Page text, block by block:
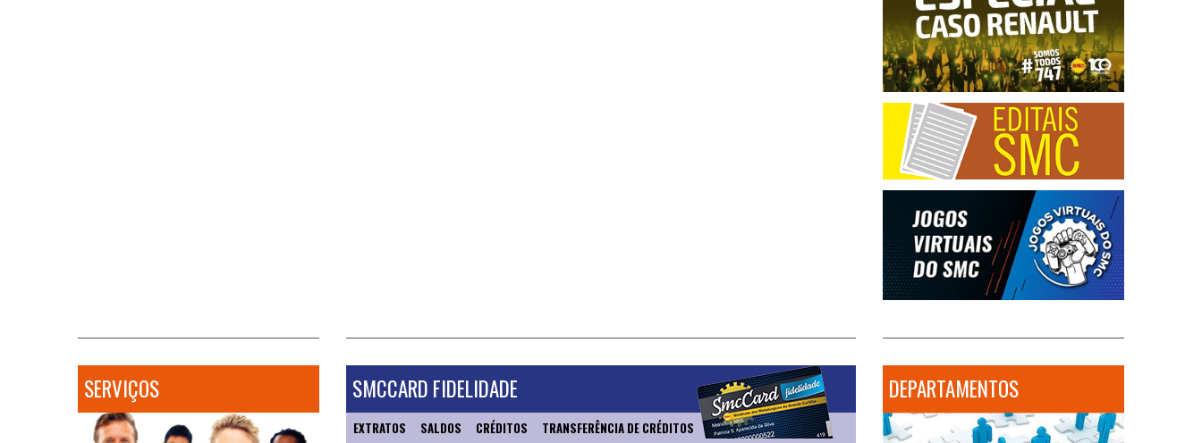
SERVIÇOS SMCCARD FIDELIDADE
EXTRATOS SALDOS CRÉDITOS TRANSFERÊNCIA DE CRÉDITOS
DEPARTAMENTOS